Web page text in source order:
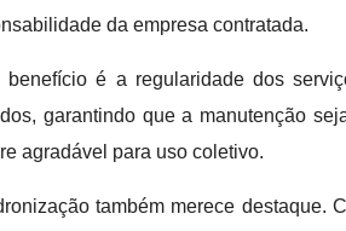
da empresa contratada.
benefício é a regularidade dos
garantindo que a manutenção
agradável para uso coletivo.
também merece destaque.